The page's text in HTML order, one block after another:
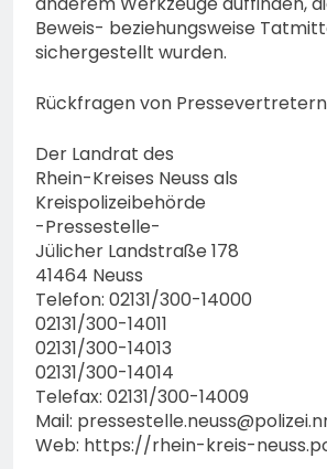
Beweis- beziehungsweise
sichergestellt wurden.
Rückfragen von
Der Landrat des
Rhein-Kreises Neuss als
Kreispolizeibehörde
-Pressestelle-
Jülicher Landstraße 178
41464 Neuss
Telefon: 02131/300-14000
02131/300-14011
02131/300-14013
02131/300-14014
Telefax: 02131/300-14009
Mail:
Web: https://rhein-kreis-